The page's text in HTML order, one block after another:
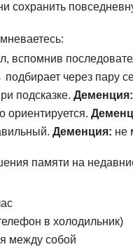
сохранить
через пару
подсказке. Деменция:
ориентируется.
Деменция: не
памяти на
в холодильник)
между собой